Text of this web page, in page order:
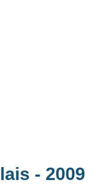
- 2009